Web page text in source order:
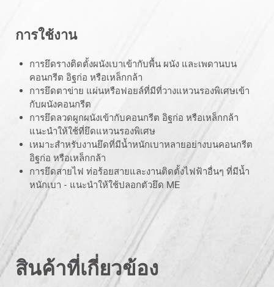
การใช้งาน
การยึดรางติดตั้งผนังเบาเข้ากับพื้น ผนัง และเพดานบน
คอนกรีต อิฐก่อ หรือเหล็กกล้า
การยึดตาข่าย แผ่นหรือฟอยล์ที่มีที่วางแหวนรองพิเศษเข้า
กับผนังคอนกรีต
การยึดลวดผูกผนังเข้ากับคอนกรีต อิฐก่อ หรือเหล็กกล้า
แนะนำให้ใช้ที่ยึดแหวนรองพิเศษ
เหมาะสำหรับงานยึดที่มีน้ำหนักเบาหลายอย่างบนคอนกรีต
อิฐก่อ หรือเหล็กกล้า
การยึดสายไฟ ท่อร้อยสายและงานติดตั้งไฟฟ้าอื่นๆ ที่มีน้ำ
หนักเบา - แนะนำให้ใช้ปลอกตัวยึด ME
สินค้าที่เกี่ยวข้อง